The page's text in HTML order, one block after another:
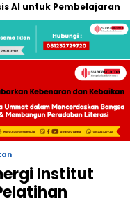
Pembelajaran
Institut